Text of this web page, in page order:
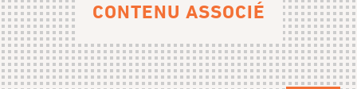
CONTENU ASSOCIÉ